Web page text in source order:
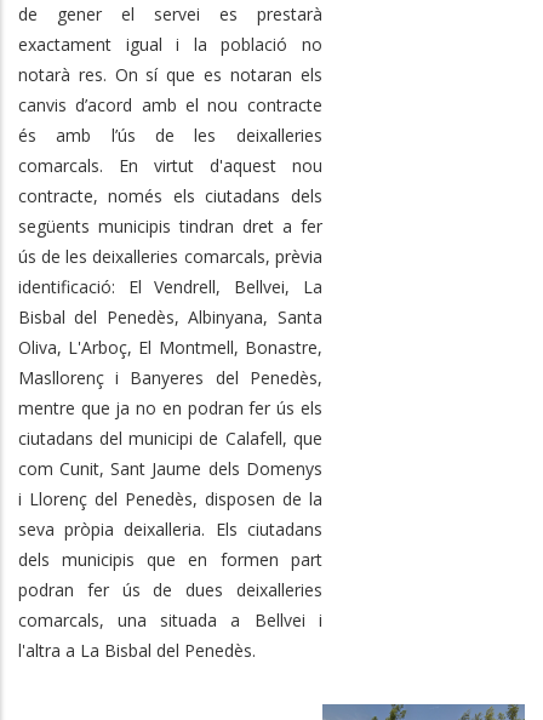
de gener el servei es prestarà
exactament igual i la població no
notarà res. On sí que es notaran els
canvis d’acord amb el nou contracte
és amb l’ús de les deixalleries
comarcals. En virtut d'aquest nou
contracte, només els ciutadans dels
següents municipis tindran dret a fer
ús de les deixalleries comarcals, prèvia
identificació: El Vendrell, Bellvei, La
Bisbal del Penedès, Albinyana, Santa
Oliva, L'Arboç, El Montmell, Bonastre,
Masllorenç i Banyeres del Penedès,
mentre que ja no en podran fer ús els
ciutadans del municipi de Calafell, que
com Cunit, Sant Jaume dels Domenys
i Llorenç del Penedès, disposen de la
seva pròpia deixalleria. Els ciutadans
dels municipis que en formen part
podran fer ús de dues deixalleries
comarcals, una situada a Bellvei i
l'altra a La Bisbal del Penedès.